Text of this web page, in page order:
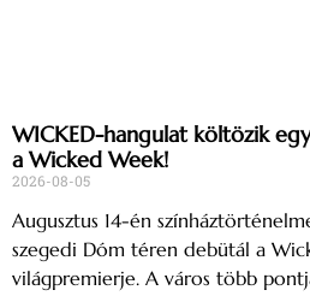
WICKED-hangulat költözik
a Wicked Week!
2026-08-05
Augusztus 14-én
szegedi Dóm téren debütál a
világpremierje. A város több